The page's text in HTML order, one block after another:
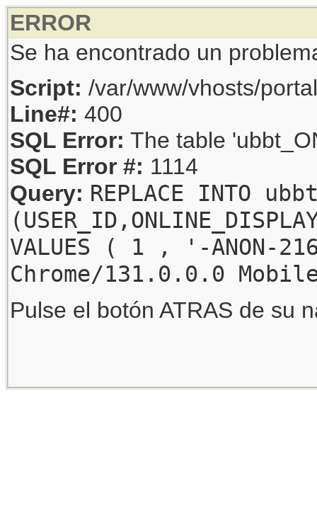
ERROR
Se ha encontrado un
Script: /var/www/vhosts/
Line#: 400
SQL Error: The table
SQL Error #: 1114
Query: REPLACE INTO
VALUES ( 1 , '-
Chrome/131.0.0.0
Pulse el botón ATRAS de su